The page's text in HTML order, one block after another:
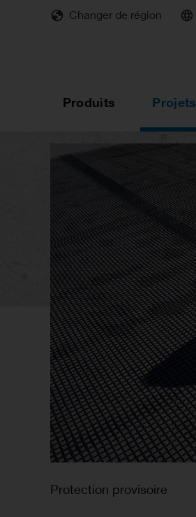
Changer de région
Produits Projets
Protection provisoire